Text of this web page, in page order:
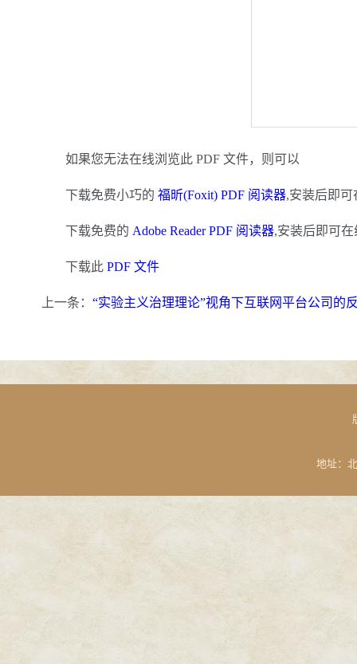
如果您无法在线浏览此 PDF 文件，则可以
下载免费小巧的 福昕(Foxit) PDF 阅读器,安装后即
下载免费的 Adobe Reader PDF 阅读器,安装后即可
下载此 PDF 文件
上一条： “实验主义治理理论”视角下互联网平台公司的
地址：